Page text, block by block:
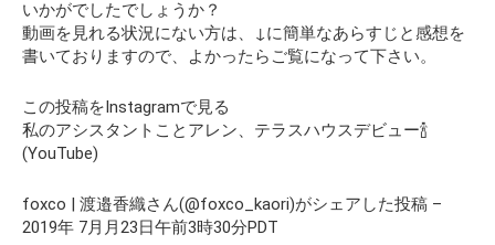
いかがでしたでしょうか？
動画を見れる状況にない方は、↓に簡単なあらすじと感想を
書いておりますので、よかったらご覧になって下さい。
この投稿をInstagramで見る
私のアシスタントことアレン、テラスハウスデビュー🍾
(YouTube)
foxco | 渡邉香織さん(@foxco_kaori)がシェアした投稿 –
2019年 7月月23日午前3時30分PDT